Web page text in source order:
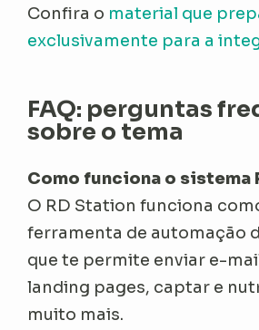
Confira o material que
exclusivamente para a
FAQ: perguntas
sobre o tema
Como funciona o sistema
O RD Station funciona
ferramenta de automação
que te permite enviar e-
landing pages, captar e
muito mais.